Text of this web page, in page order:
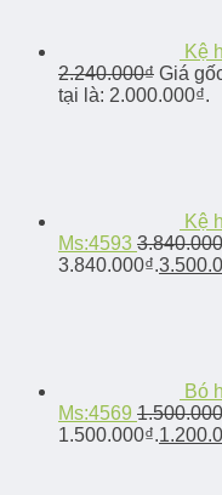
Kệ
2.240.000₫ Giá
tại là: 2.000.000₫.
Kệ
Ms:4593 3.840.000
3.840.000₫.
Bó
Ms:4569 1.500.000
1.500.000₫.